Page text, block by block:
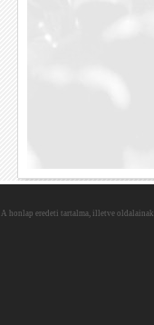
A honlap eredeti tartalma, illetve